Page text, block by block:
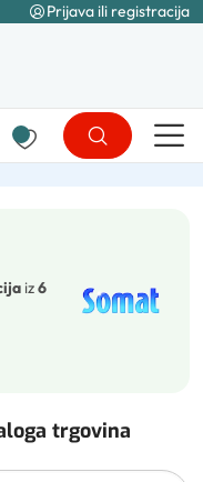
Prijava ili registracija
iz6
trgovina